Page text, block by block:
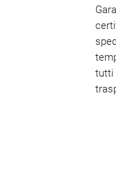
tutti